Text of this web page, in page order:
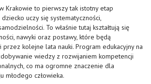
Krakowie to pierwszy tak istotny etap
uczy się systematyczności,
To właśnie tutaj kształtują się
nawyki oraz postawy, które będą
kolejne lata nauki. Program edukacyjny na
wiedzy z rozwijaniem kompetencji
co ma ogromne znaczenie dla
młodego człowieka.